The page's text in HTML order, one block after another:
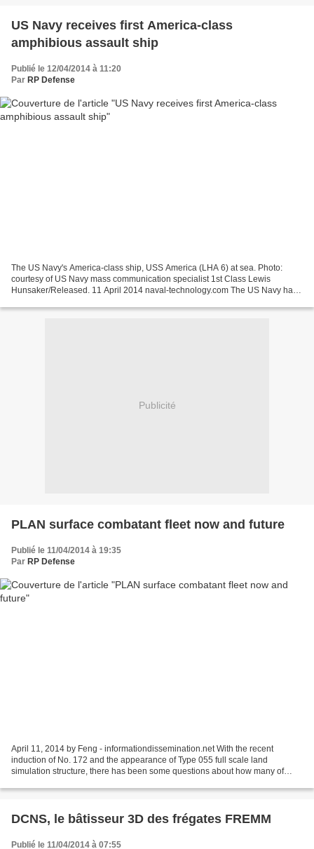
US Navy receives first America-class
amphibious assault ship
Publié le 12/04/2014 à 11:20
Par RP Defense
The US Navy's America-class ship, USS America (LHA 6) at sea. Photo:
courtesy of US Navy mass communication specialist 1st Class Lewis
Hunsaker/Released. 11 April 2014 naval-technology.com The US Navy has
Publicité
PLAN surface combatant fleet now and future
Publié le 11/04/2014 à 19:35
Par RP Defense
April 11, 2014 by Feng - informationdissemination.net With the recent
induction of No. 172 and the appearance of Type 055 full scale land
simulation structure, there has been some questions about how many of
DCNS, le bâtisseur 3D des frégates FREMM
Publié le 11/04/2014 à 07:55